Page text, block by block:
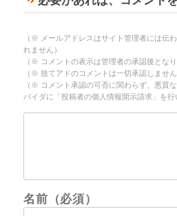
（※ メールアドレスはサイト管理者には伝
れません）
（※ コメントの表示は管理者の承認後となり
（※ 捨てアドのコメントは一切承認しません
（※ コメント承認の可否に関わらず、悪質
バイダに「投稿者の個人情報開示請求」を行
名前（必須）